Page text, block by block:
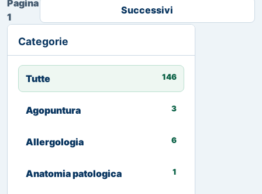
Categorie
Tutte 146
Agopuntura 3
Allergologia 6
Anatomia patologica 1
Pagina
1
Successivi